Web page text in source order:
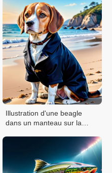
Illustration d'une beagle
dans un manteau sur la